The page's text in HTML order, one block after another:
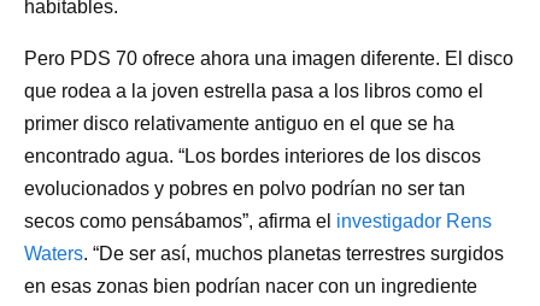
habitables.
Pero PDS 70 ofrece ahora una imagen diferente. El disco
que rodea a la joven estrella pasa a los libros como el
primer disco relativamente antiguo en el que se ha
encontrado agua. “Los bordes interiores de los discos
evolucionados y pobres en polvo podrían no ser tan
secos como pensábamos”, afirma el investigador Rens
Waters. “De ser así, muchos planetas terrestres surgidos
en esas zonas bien podrían nacer con un ingrediente